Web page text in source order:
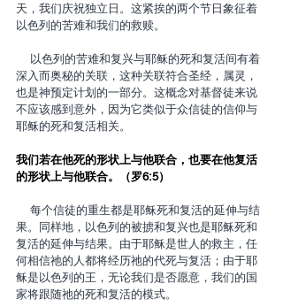
天，我们庆祝独立日。这紧挨的两个节日象征着
以色列的苦难和我们的救赎。
深入而奥秘的关联，这种关联符合圣经，属灵，
也是神预定计划的一部分。这概念对基督徒来说
不应该感到意外，因为它类似于众信徒的信仰与
耶稣的死和复活相关。
我们若在他死的形状上与他联合，也要在他复活
的形状上与他联合。（罗6:5）
果。同样地，以色列的被掳和复兴也是耶稣死和
复活的延伸与结果。由于耶稣是世人的救主，任
何相信祂的人都将经历祂的代死与复活；由于耶
稣是以色列的王，无论我们是否愿意，我们的国
家将跟随祂的死和复活的模式。